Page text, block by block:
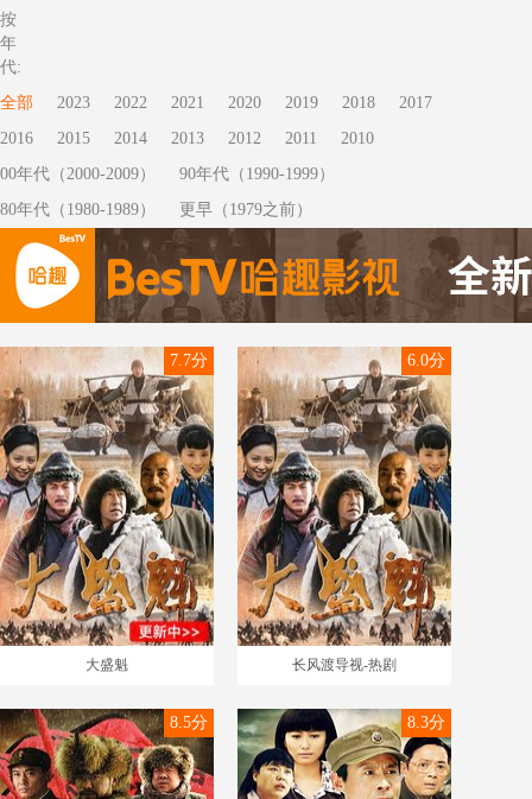
按
年
代:
全部
2023 2022 2021 2020 2019 2018
2017
2016
2015 2014 2013 2012 2011
2010
00年代（2000-2009）
90年代（1990-1999）
80年代（1980-1989）
更早（1979之前）
大盛魁
7.7分
长风渡导视-热剧
6.0分
8.5分 8.3分